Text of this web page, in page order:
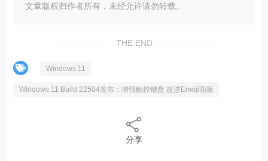
文章版权归作者所有，未经允许请勿转载。
THE END
Windows 11
Windows 11 Build 22504发布：增强触控键盘 改进Emoji面板
分享